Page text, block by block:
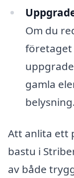
Om du
företaget
gamla
belysning.
Att anlita ett
bastu i
av både